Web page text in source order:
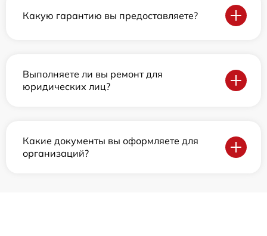
Какую гарантию вы предоставляете?
Выполняете ли вы ремонт для
юридических лиц?
Какие документы вы оформляете для
организаций?